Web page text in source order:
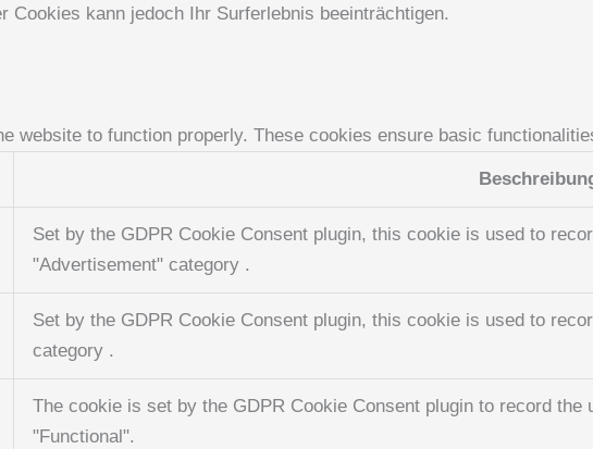
Cookies kann jedoch Ihr Surferlebnis beeinträchtigen.
website to function properly. These cookies ensure basic
Set by the GDPR Cookie Consent plugin, this cookie is used to
"Advertisement" category .
Set by the GDPR Cookie Consent plugin, this cookie is used to
category .
The cookie is set by the GDPR Cookie Consent plugin to record
"Functional".